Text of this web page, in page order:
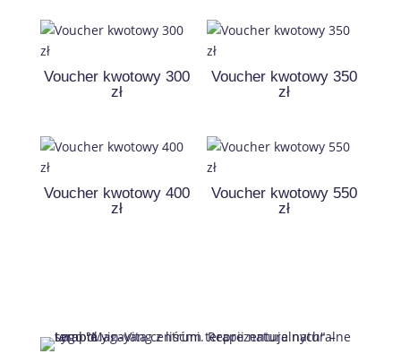
Voucher kwotowy 300
zł
Voucher kwotowy 350
zł
Voucher kwotowy 400
zł
Voucher kwotowy 550
zł